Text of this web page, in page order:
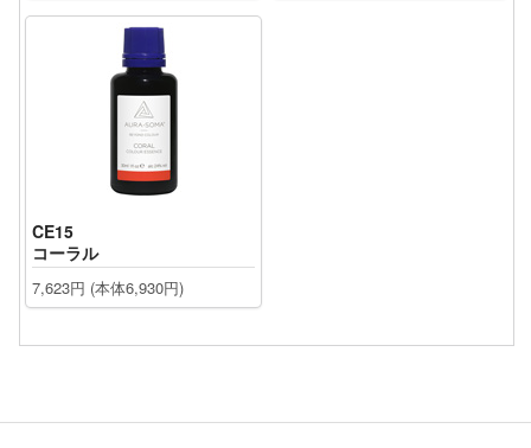
CE15
コーラル
7,623円 (本体6,930円)